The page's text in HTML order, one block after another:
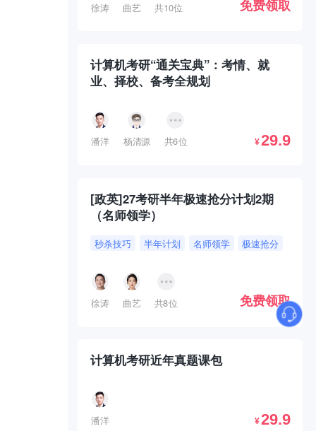
徐涛 曲艺 共10位 免费领取
计算机考研“通关宝典”：考情、就
业、择校、备考全规划
潘洋 杨清源 共6位 ¥29.9
[政英]27考研半年极速抢分计划2期
（名师领学）
秒杀技巧 半年计划 名师领学 极速抢分
徐涛 曲艺 共8位 免费领取
计算机考研近年真题课包
潘洋 ¥29.9